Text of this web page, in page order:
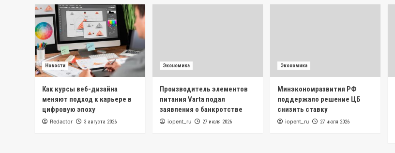
Новости
Как курсы веб-дизайна
меняют подход к карьере в
цифровую эпоху
Redactor 3 августа 2026
Экономика
Производитель элементов
питания Varta подал
заявления о банкротстве
iopent_ru 27 июля 2026
Экономика
Минэкономразвития РФ
поддержало решение ЦБ
снизить ставку
iopent_ru 27 июля 2026